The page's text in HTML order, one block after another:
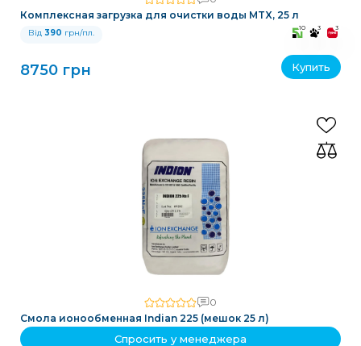
Комплексная загрузка для очистки воды MTX, 25 л
Від 390 грн/пл. 10 3 3
8750 грн Купить
0
Смола ионообменная Indian 225 (мешок 25 л)
Спросить у менеджера